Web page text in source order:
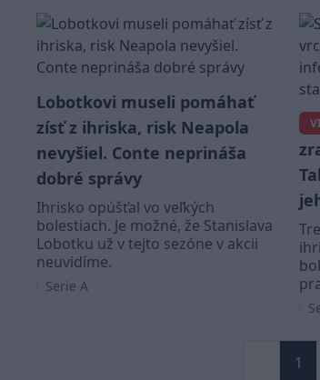
Lobotkovi museli pomáhať
zísť z ihriska, risk Neapola
nevyšiel. Conte neprináša
dobré správy
Ihrisko opúšťal vo veľkých
bolestiach. Je možné, že Stanislava
Lobotku už v tejto sezóne v akcii
neuvidíme.
Serie A
1